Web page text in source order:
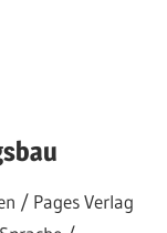
/ Pages Verlag